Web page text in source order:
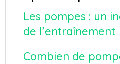
Les pompes : un
de l’entraînement
Combien de